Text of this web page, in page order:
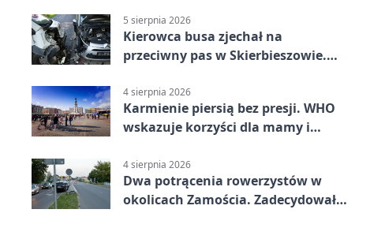
5 sierpnia 2026
Kierowca busa zjechał na
przeciwny pas w Skierbieszowie.
4 sierpnia 2026
Karmienie piersią bez presji. WHO
wskazuje korzyści dla mamy i
4 sierpnia 2026
Dwa potrącenia rowerzystów w
okolicach Zamościa. Zadecydowało